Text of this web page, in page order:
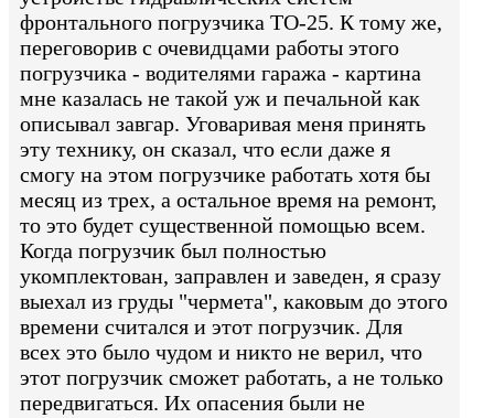
фронтального погрузчика ТО-25. К тому же,
переговорив с очевидцами работы этого
погрузчика - водителями гаража - картина
мне казалась не такой уж и печальной как
описывал завгар. Уговаривая меня принять
эту технику, он сказал, что если даже я
смогу на этом погрузчике работать хотя бы
месяц из трех, а остальное время на ремонт,
то это будет существенной помощью всем.
Когда погрузчик был полностью
укомплектован, заправлен и заведен, я сразу
выехал из груды "чермета", каковым до этого
времени считался и этот погрузчик. Для
всех это было чудом и никто не верил, что
этот погрузчик сможет работать, а не только
передвигаться. Их опасения были не